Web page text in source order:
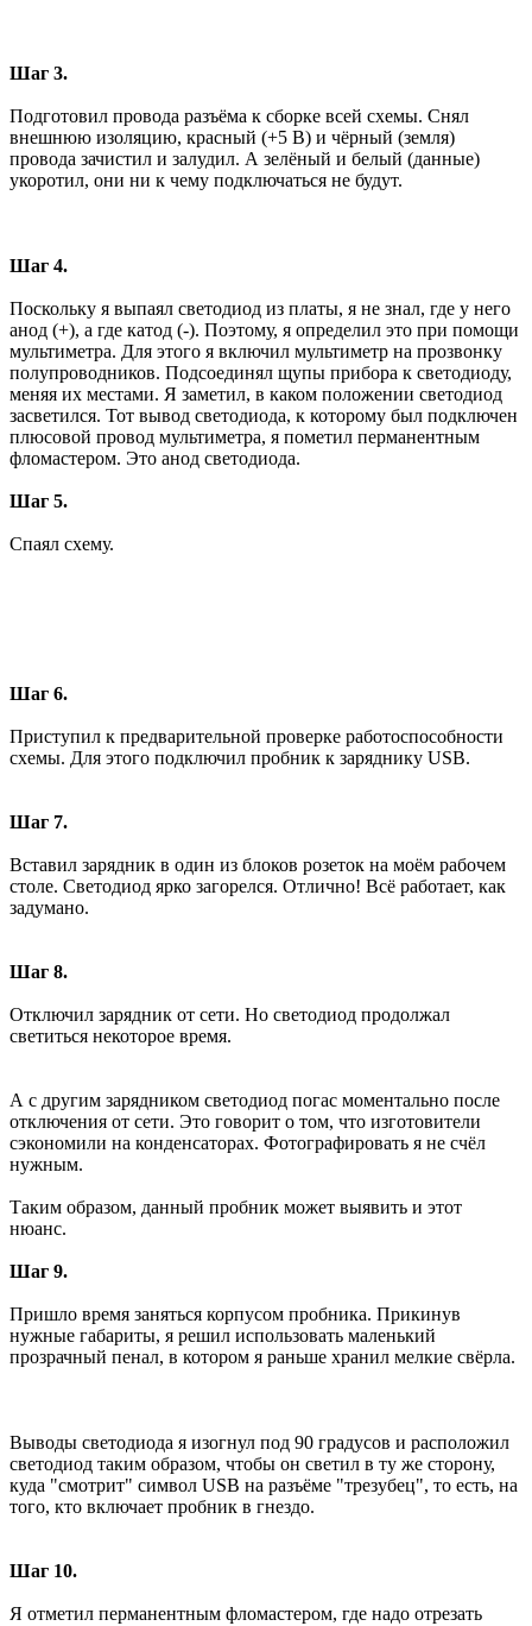
Шаг 3.
Подготовил провода разъёма к сборке всей схемы. Снял
внешнюю изоляцию, красный (+5 В) и чёрный (земля)
провода зачистил и залудил. А зелёный и белый (данные)
укоротил, они ни к чему подключаться не будут.
Шаг 4.
Поскольку я выпаял светодиод из платы, я не знал, где у него
анод (+), а где катод (-). Поэтому, я определил это при помощи
мультиметра. Для этого я включил мультиметр на прозвонку
полупроводников. Подсоединял щупы прибора к светодиоду,
меняя их местами. Я заметил, в каком положении светодиод
засветился. Тот вывод светодиода, к которому был подключен
плюсовой провод мультиметра, я пометил перманентным
фломастером. Это анод светодиода.
Шаг 5.
Спаял схему.
Шаг 6.
Приступил к предварительной проверке работоспособности
схемы. Для этого подключил пробник к заряднику USB.
Шаг 7.
Вставил зарядник в один из блоков розеток на моём рабочем
столе. Светодиод ярко загорелся. Отлично! Всё работает, как
задумано.
Шаг 8.
Отключил зарядник от сети. Но светодиод продолжал
светиться некоторое время.
А с другим зарядником светодиод погас моментально после
отключения от сети. Это говорит о том, что изготовители
сэкономили на конденсаторах. Фотографировать я не счёл
нужным.
Таким образом, данный пробник может выявить и этот
нюанс.
Шаг 9.
Пришло время заняться корпусом пробника. Прикинув
нужные габариты, я решил использовать маленький
прозрачный пенал, в котором я раньше хранил мелкие свёрла.
Выводы светодиода я изогнул под 90 градусов и расположил
светодиод таким образом, чтобы он светил в ту же сторону,
куда "смотрит" символ USB на разъёме "трезубец", то есть, на
того, кто включает пробник в гнездо.
Шаг 10.
Я отметил перманентным фломастером, где надо отрезать